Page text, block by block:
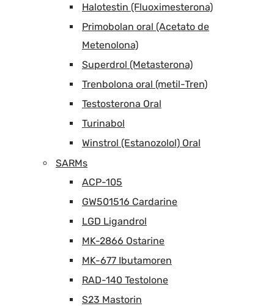
Halotestin (Fluoximesterona)
Primobolan oral (Acetato de
Metenolona)
Superdrol (Metasterona)
Trenbolona oral (metil-Tren)
Testosterona Oral
Turinabol
Winstrol (Estanozolol) Oral
SARMs
ACP-105
GW501516 Cardarine
LGD Ligandrol
MK-2866 Ostarine
MK-677 Ibutamoren
RAD-140 Testolone
S23 Mastorin